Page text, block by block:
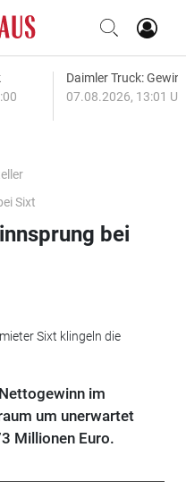
Daimler Truck:
07.08.2026, 13:01
Sixt
bei
Sixt klingeln die
im
um unerwartet
Millionen Euro.